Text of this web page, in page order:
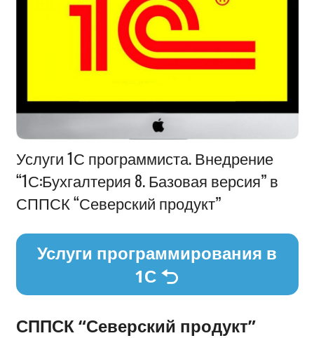
Информация
Услуги 1С программиста. Внедрение
“1С:Бухгалтерия 8. Базовая версия” в
СППСК “Северский продукт”
Услуги программирования в
1С
СППСК “Северский продукт”